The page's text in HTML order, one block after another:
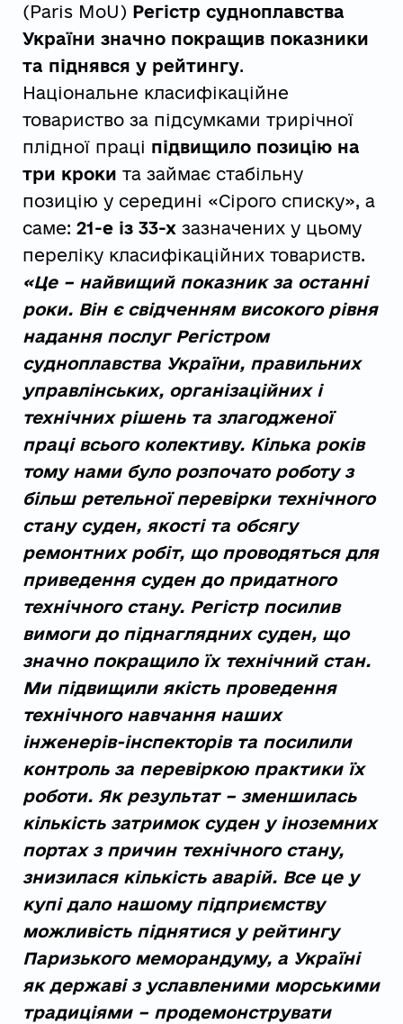
(Paris MoU) Регістр судноплавства
України значно покращив показники
та піднявся у рейтингу.
Національне класифікаційне
товариство за підсумками трирічної
плідної праці підвищило позицію на
три кроки та займає стабільну
позицію у середині «Сірого списку», а
саме: 21-е із 33-хзазначених у цьому
переліку класифікаційних товариств.
«Це – найвищий показник за останні
роки. Він є свідченням високого рівня
надання послуг Регістром
судноплавства України, правильних
управлінських, організаційних і
технічних рішень та злагодженої
праці всього колективу. Кілька років
тому нами було розпочато роботу з
більш ретельної перевірки технічного
стану суден, якості та обсягу
ремонтних робіт, що проводяться для
приведення суден до придатного
технічного стану. Регістр посилив
вимоги до піднаглядних суден, що
значно покращило їх технічний стан.
Ми підвищили якість проведення
технічного навчання наших
інженерів-інспекторів та посилили
контроль за перевіркою практики їх
роботи. Як результат – зменшилась
кількість затримок суден у іноземних
портах з причин технічного стану,
знизилася кількість аварій. Все це у
купі дало нашому підприємству
можливість піднятися у рейтингу
Паризького меморандуму, а Україні
як державі з уславленими морськими
традиціями – продемонструвати